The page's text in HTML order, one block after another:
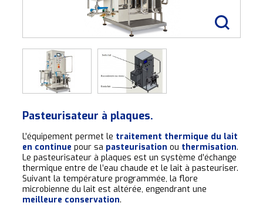
Pasteurisateur à plaques.
L’équipement permet le traitement thermique du lait
en continue pour sa pasteurisation ou thermisation.
Le pasteurisateur à plaques est un système d’échange
thermique entre de l’eau chaude et le lait à pasteuriser.
Suivant la température programmée, la flore
microbienne du lait est altérée, engendrant une
meilleure conservation.